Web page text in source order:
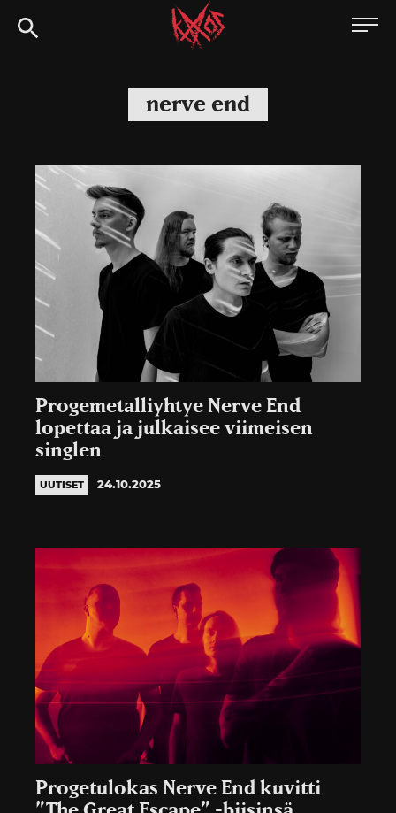
Siirry
suoraan
Kaaoszine
nerve end
Progemetalliyhtye Nerve End
lopettaa ja julkaisee viimeisen
singlen
UUTISET 24.10.2025
Progetulokas Nerve End kuvitti